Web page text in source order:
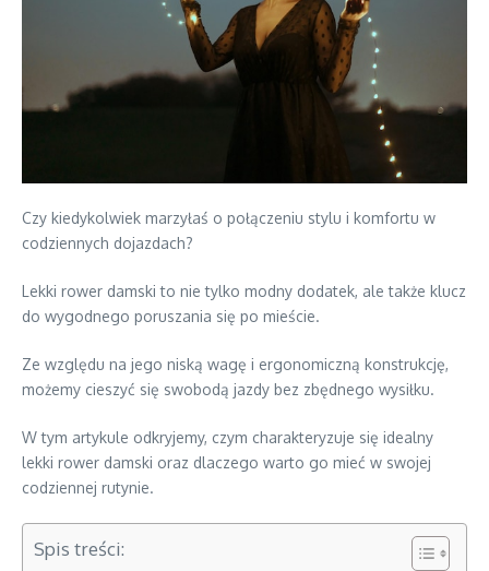
Czy kiedykolwiek marzyłaś o połączeniu stylu i komfortu w
codziennych dojazdach?
Lekki rower damski to nie tylko modny dodatek, ale także klucz
do wygodnego poruszania się po mieście.
Ze względu na jego niską wagę i ergonomiczną konstrukcję,
możemy cieszyć się swobodą jazdy bez zbędnego wysiłku.
W tym artykule odkryjemy, czym charakteryzuje się idealny
lekki rower damski oraz dlaczego warto go mieć w swojej
codziennej rutynie.
Spis treści: